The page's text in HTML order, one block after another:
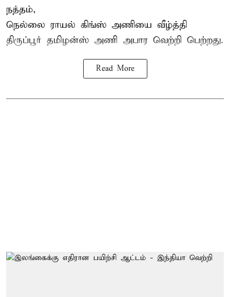
நத்தம்,
நெல்லை ராயல் கிங்ஸ் அணியை வீழ்த்தி
திருப்பூர் தமிழன்ஸ் அணி அபார வெற்றி பெற்றது.
Read More